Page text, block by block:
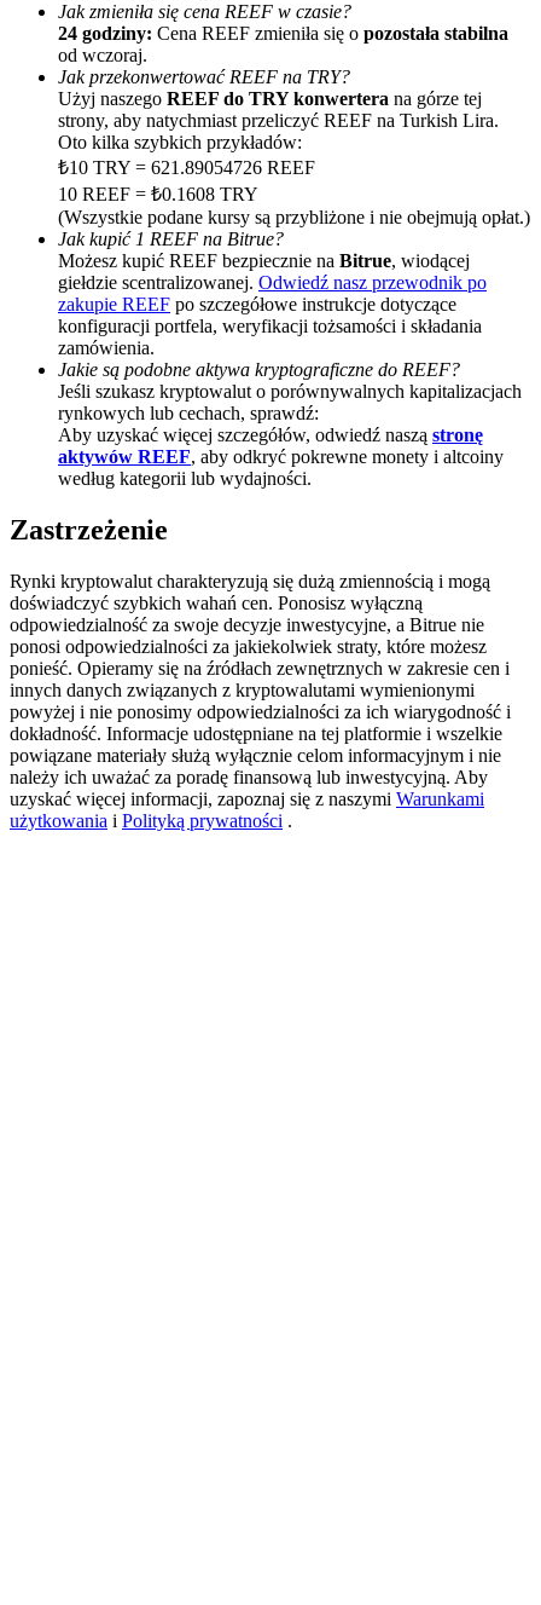
Polecaj
Zaproś przyjaciela, aby otrzymać nagrody pieniężne
BTC Welcome Rewards
BTC Welcome Rewards
Deposit & Trade BTC to Share 25000 USDT prize pool!
Deposit CASHCAT & Win
Share 500000 CASHCAT prize pool
Exclusive for BitMart Users
Register & Trade to Win 500,000 USDT
Precious Metals Trading Carnival
Jak zmieniła się cena REEF w czasie?
24 godziny: Cena REEF zmieniła się o pozostała stabilna
od wczoraj.
Jak przekonwertować REEF na TRY?
Użyj naszego REEF do TRY konwertera na górze tej
strony, aby natychmiast przeliczyć REEF na Turkish Lira.
Oto kilka szybkich przykładów:
₺10 TRY = 621.89054726 REEF
10 REEF = ₺0.1608 TRY
(Wszystkie podane kursy są przybliżone i nie obejmują opłat.)
Jak kupić 1 REEF na Bitrue?
Możesz kupić REEF bezpiecznie na Bitrue, wiodącej
giełdzie scentralizowanej. Odwiedź nasz przewodnik po
zakupie REEF po szczegółowe instrukcje dotyczące
konfiguracji portfela, weryfikacji tożsamości i składania
zamówienia.
Jakie są podobne aktywa kryptograficzne do REEF?
Jeśli szukasz kryptowalut o porównywalnych kapitalizacjach
rynkowych lub cechach, sprawdź:
Aby uzyskać więcej szczegółów, odwiedź naszą stronę
aktywów REEF, aby odkryć pokrewne monety i altcoiny
według kategorii lub wydajności.
Zastrzeżenie
Rynki kryptowalut charakteryzują się dużą zmiennością i mogą
doświadczyć szybkich wahań cen. Ponosisz wyłączną
odpowiedzialność za swoje decyzje inwestycyjne, a Bitrue nie
ponosi odpowiedzialności za jakiekolwiek straty, które możesz
ponieść. Opieramy się na źródłach zewnętrznych w zakresie cen i
innych danych związanych z kryptowalutami wymienionymi
powyżej i nie ponosimy odpowiedzialności za ich wiarygodność i
dokładność. Informacje udostępniane na tej platformie i wszelkie
powiązane materiały służą wyłącznie celom informacyjnym i nie
należy ich uważać za poradę finansową lub inwestycyjną. Aby
uzyskać więcej informacji, zapoznaj się z naszymi Warunkami
użytkowania i Polityką prywatności .